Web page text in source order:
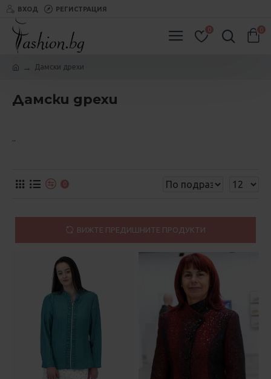
ВХОД РЕГИСТРАЦИЯ
0 0
Дамски дрехи
Дамски дрехи
..
0
ВИЖТЕ ПРЕДИШНИТЕ ПРОДУКТИ